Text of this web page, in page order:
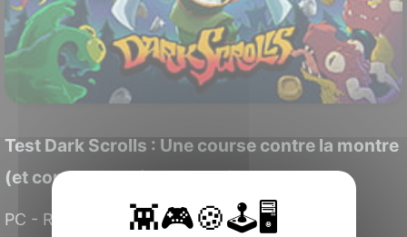
Test Dark Scrolls : Une course contre la montre
(et contre les coins de mur)
PC - Roguelike. Date de sortie : 22 juin 2026